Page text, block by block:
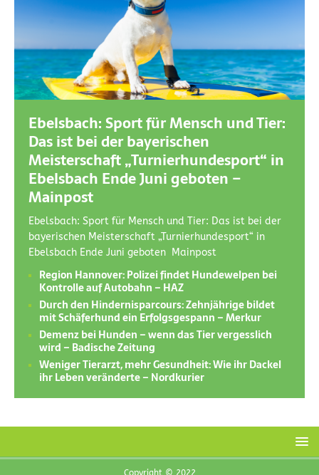
Ebelsbach: Sport für Mensch und Tier:
Das ist bei der bayerischen
Meisterschaft „Turnierhundesport“ in
Ebelsbach Ende Juni geboten –
Mainpost
Ebelsbach: Sport für Mensch und Tier: Das ist bei der
bayerischen Meisterschaft „Turnierhundesport“ in
Ebelsbach Ende Juni geboten Mainpost
Region Hannover: Polizei findet Hundewelpen bei
Kontrolle auf Autobahn – HAZ
Durch den Hindernisparcours: Zehnjährige bildet
mit Schäferhund ein Erfolgsgespann – Merkur
Demenz bei Hunden – wenn das Tier vergesslich
wird – Badische Zeitung
Weniger Tierarzt, mehr Gesundheit: Wie ihr Dackel
ihr Leben veränderte – Nordkurier